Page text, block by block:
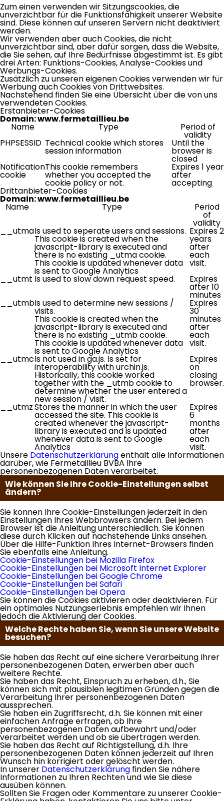
Zum einen verwenden wir Sitzungscookies, die
unverzichtbar für die Funktionsfähigkeit unserer Website
sind. Diese können auf unseren Servern nicht deaktiviert
werden.
Wir verwenden aber auch Cookies, die nicht
unverzichtbar sind, aber dafür sorgen, dass die Website,
die Sie sehen, auf Ihre Bedürfnisse abgestimmt ist. Es gibt
drei Arten: Funktions-Cookies, Analyse-Cookies und
Werbungs-Cookies.
Zusätzlich zu unseren eigenen Cookies verwenden wir für
Werbung auch Cookies von Drittwebsites.
Nachstehend finden Sie eine Übersicht über die von uns
verwendeten Cookies.
Erstanbieter-Cookies
Domain: www.fermetaillieu.be
Name Type Period of
validity
PHPSESSID Technical cookie which stores
session information
Until the
browser is
closed
Notification
cookie
This cookie remembers
whether you accepted the
cookie policy or not.
Expires 1 year
after
accepting
Drittanbieter-Cookies
Domain: www.fermetaillieu.be
Name Type Period
of
validity
__utmaIs used to seperate users and sessions.
This cookie is created when the
javascript-library is executed and
there is no existing _utma cookie.
This cookie is updated whenever data
is sent to Google Analytics
Expires 2
years
after
each
visit.
__utmt Is used to slow down request speed. Expires
after 10
minutes
__utmbIs used to determine new sessions /
visits.
This cookie is created when the
javascript-library is executed and
there is no existing _utmb cookie.
This cookie is updated whenever data
is sent to Google Analytics
Expires
30
minutes
after
each
visit.
__utmcIs not used in ga.js. Is set for
interoperability with urchin.js.
Historically, this cookie worked
together with the _utmb cookie to
determine whether the user entered a
new session / visit.
Expires
on
closing
browser.
__utmzStores the manner in which the user
accessed the site. This cookie is
created whenever the javascript-
library is executed and is updated
whenever data is sent to Google
Analytics
Expires
6
months
after
each
visit.
Unsere Datenschutzerklärungenthält alle Informationen
darüber, wie Fermetaillieu BVBA Ihre
personenbezogenen Daten verarbeitet.
Wie können Sie Ihre Cookie-Einstellungen selbst
ändern?
Sie können Ihre Cookie-Einstellungen jederzeit in den
Einstellungen Ihres Webbrowsers ändern. Bei jedem
Browser ist die Anleitung unterschiedlich. Sie können
diese durch Klicken auf nachstehende Links ansehen.
Über die Hilfe-Funktion Ihres Internet-Browsers finden
Sie ebenfalls eine Anleitung.
Cookie-Einstellungen bei Mozilla Firefox
Cookie-Einstellungen bei Microsoft Internet Explorer
Cookie-Einstellungen bei Google Chrome
Cookie-Einstellungen bei Safari
Cookie-Einstellungen bei Opera
Sie können die Cookies aktivieren oder deaktivieren. Für
ein optimales Nutzungserlebnis empfehlen wir Ihnen
jedoch die Aktivierung der Cookies.
Welche Rechte haben Sie, wenn Sie unsere Website
besuchen?
Sie haben das Recht auf eine sichere Verarbeitung Ihrer
personenbezogenen Daten, erwerben aber auch
weitere Rechte.
Sie haben das Recht, Einspruch zu erheben, d.h., Sie
können sich mit plausiblen legitimen Gründen gegen die
Verarbeitung Ihrer personenbezogenen Daten
aussprechen.
Sie haben ein Zugriffsrecht, d.h. Sie können mit einer
einfachen Anfrage erfragen, ob Ihre
personenbezogenen Daten aufbewahrt und/oder
verarbeitet werden und ob sie übertragen werden.
Sie haben das Recht auf Richtigstellung, d.h. Ihre
personenbezogenen Daten können jederzeit auf Ihren
Wunsch hin korrigiert oder gelöscht werden.
In unserer Datenschutzerklärung finden Sie nähere
Informationen zu Ihren Rechten und wie Sie diese
ausüben können.
Sollten Sie Fragen oder Kommentare zu unserer Cookie-